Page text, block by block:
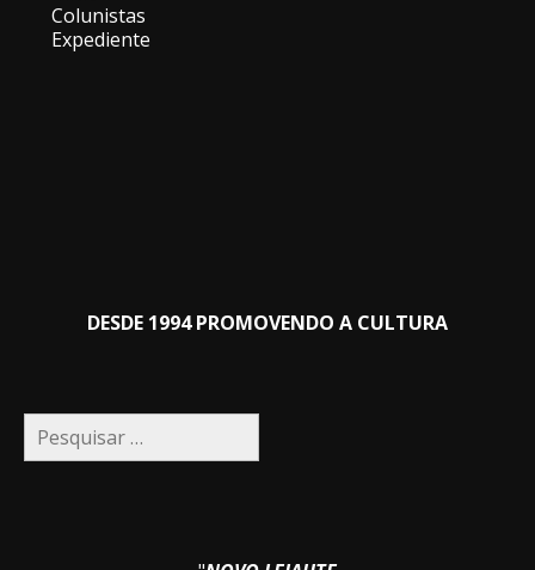
Colunistas
Expediente
DESDE 1994 PROMOVENDO A CULTURA
Pesquisar
por: